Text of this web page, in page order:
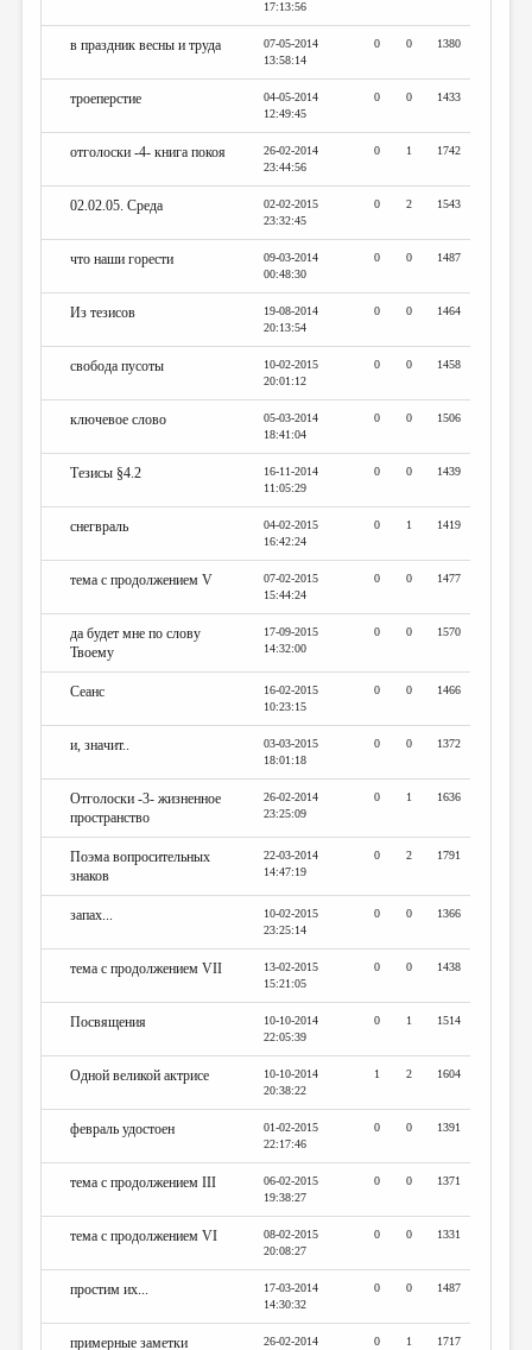
17:13:56
в праздник весны и труда
07-05-2014
13:58:14
0 0 1380
троеперстие
04-05-2014
12:49:45
0 0 1433
отголоски -4- книга покоя
26-02-2014
23:44:56
0 1 1742
02.02.05. Среда
02-02-2015
23:32:45
0 2 1543
что наши горести
09-03-2014
00:48:30
0 0 1487
Из тезисов
19-08-2014
20:13:54
0 0 1464
свобода пусоты
10-02-2015
20:01:12
0 0 1458
ключевое слово
05-03-2014
18:41:04
0 0 1506
Тезисы §4.2
16-11-2014
11:05:29
0 0 1439
снегвраль
04-02-2015
16:42:24
0 1 1419
тема с продолжением V
07-02-2015
15:44:24
0 0 1477
да будет мне по слову
Твоему
17-09-2015
14:32:00
0 0 1570
Сеанс
16-02-2015
10:23:15
0 0 1466
и, значит..
03-03-2015
18:01:18
0 0 1372
Отголоски -3- жизненное
пространство
26-02-2014
23:25:09
0 1 1636
Поэма вопросительных
знаков
22-03-2014
14:47:19
0 2 1791
запах...
10-02-2015
23:25:14
0 0 1366
тема с продолжением VII
13-02-2015
15:21:05
0 0 1438
Посвящения
10-10-2014
22:05:39
0 1 1514
Одной великой актрисе
10-10-2014
20:38:22
1 2 1604
февраль удостоен
01-02-2015
22:17:46
0 0 1391
тема с продолжением III
06-02-2015
19:38:27
0 0 1371
тема с продолжением VI
08-02-2015
20:08:27
0 0 1331
простим их...
17-03-2014
14:30:32
0 0 1487
примерные заметки
26-02-2014
0 1 1717